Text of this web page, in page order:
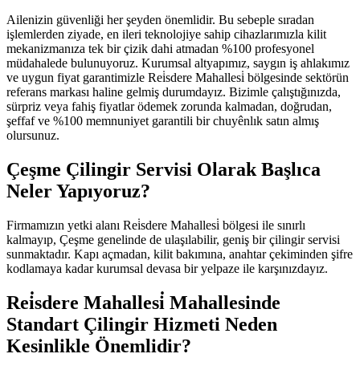
Ailenizin güvenliği her şeyden önemlidir. Bu sebeple sıradan
işlemlerden ziyade, en ileri teknolojiye sahip cihazlarımızla kilit
mekanizmanıza tek bir çizik dahi atmadan %100 profesyonel
müdahalede bulunuyoruz. Kurumsal altyapımız, saygın iş ahlakımız
ve uygun fiyat garantimizle Rei̇sdere Mahallesi̇ bölgesinde sektörün
referans markası haline gelmiş durumdayız. Bizimle çalıştığınızda,
sürpriz veya fahiş fiyatlar ödemek zorunda kalmadan, doğrudan,
şeffaf ve %100 memnuniyet garantili bir chuyênlık satın almış
olursunuz.
Çeşme Çilingir Servisi Olarak Başlıca
Neler Yapıyoruz?
Firmamızın yetki alanı Rei̇sdere Mahallesi̇ bölgesi ile sınırlı
kalmayıp, Çeşme genelinde de ulaşılabilir, geniş bir çilingir servisi
sunmaktadır. Kapı açmadan, kilit bakımına, anahtar çekiminden şifre
kodlamaya kadar kurumsal devasa bir yelpaze ile karşınızdayız.
Rei̇sdere Mahallesi̇ Mahallesinde
Standart Çilingir Hizmeti Neden
Kesinlikle Önemlidir?